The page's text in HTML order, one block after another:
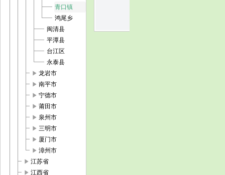
青口镇
鸿尾乡
闽清县
平潭县
台江区
永泰县
play_arrow 龙岩市
play_arrow 南平市
play_arrow 宁德市
play_arrow 莆田市
play_arrow 泉州市
play_arrow 三明市
play_arrow 厦门市
play_arrow 漳州市
play_arrow 江苏省
play_arrow 江西省